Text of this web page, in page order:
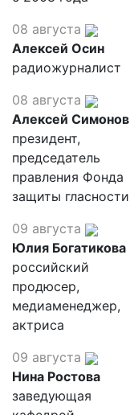
08 августа
Алексей Осин
радиожурналист
08 августа
Алексей Симонов
президент,
председатель
правления Фонда
защиты гласности
09 августа
Юлия Богатикова
российский
продюсер,
медиаменеджер,
актриса
09 августа
Нина Ростова
заведующая